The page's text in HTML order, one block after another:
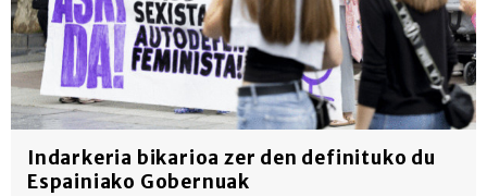
Indarkeria bikarioa zer den definituko du
Espainiako Gobernuak